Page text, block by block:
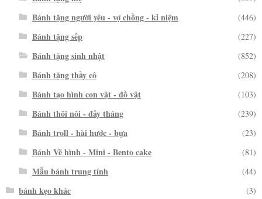
Bánh tặng người yêu - vợ chồng - kỉ niệm (446)
Bánh tặng sếp (227)
Bánh tặng sinh nhật (852)
Bánh tặng thầy cô (208)
Bánh tạo hình con vật - đồ vật (103)
Bánh thôi nôi - đầy tháng (239)
Bánh troll - hài hước - bựa (23)
Bánh Vẽ hình - Mini - Bento cake (81)
Mẫu bánh trung tính (44)
bánh kẹo khác (3)